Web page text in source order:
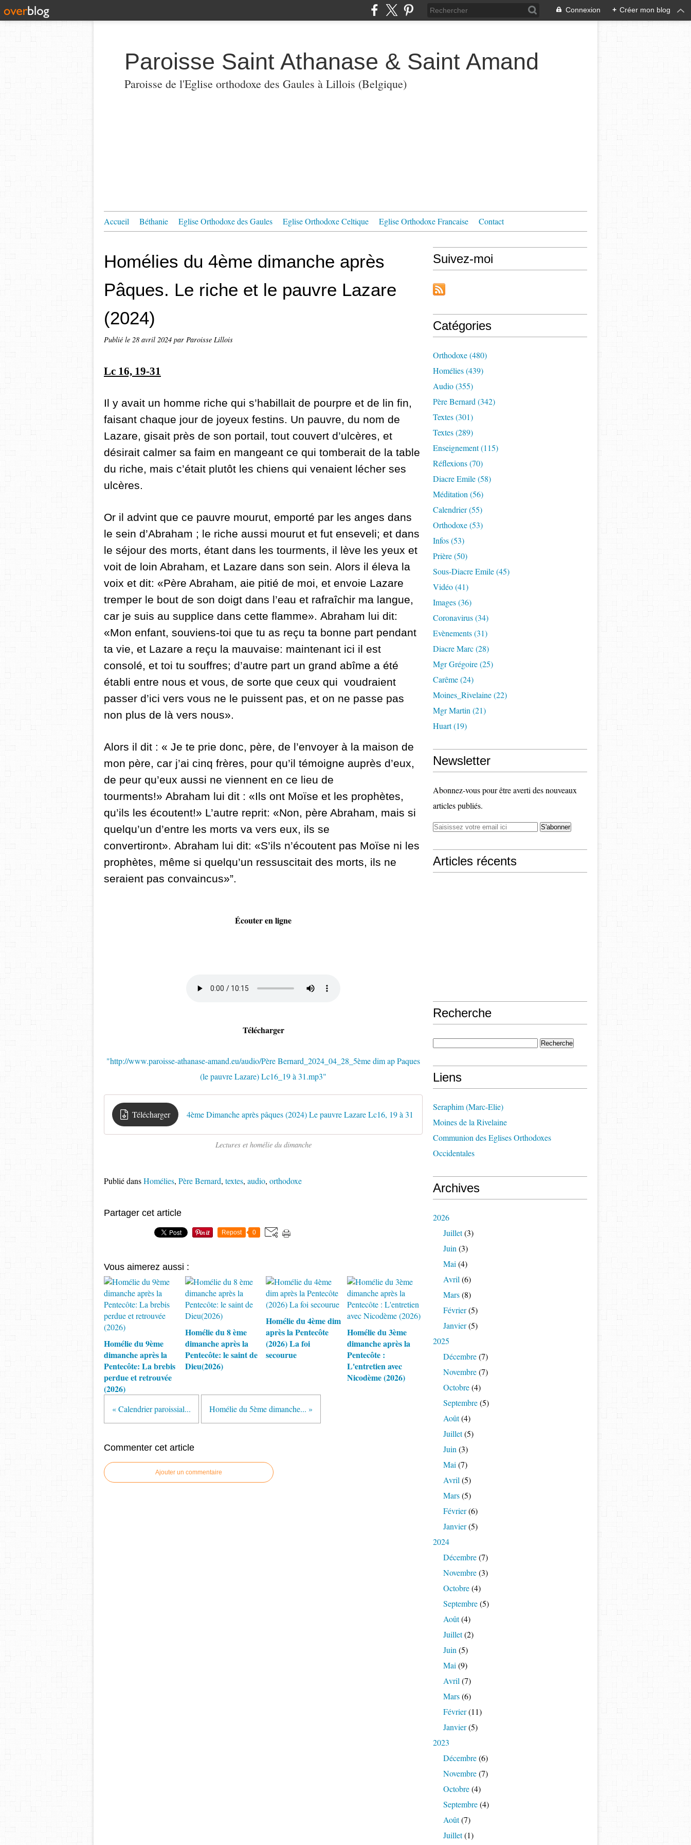
Connexion + Créer mon blog
Paroisse Saint Athanase & Saint Amand
Paroisse de l'Eglise orthodoxe des Gaules à Lillois (Belgique)
Accueil Béthanie Eglise Orthodoxe des Gaules Eglise Orthodoxe Celtique Eglise Orthodoxe Francaise Contact
Homélies du 4ème dimanche après
Pâques. Le riche et le pauvre Lazare
(2024)
Publié le 28 avril 2024 par Paroisse Lillois
Lc 16, 19-31
Il y avait un homme riche qui s’habillait de pourpre et de lin fin,
faisant chaque jour de joyeux festins. Un pauvre, du nom de
Lazare, gisait près de son portail, tout couvert d’ulcères, et
désirait calmer sa faim en mangeant ce qui tomberait de la table
du riche, mais c’était plutôt les chiens qui venaient lécher ses
ulcères.
Or il advint que ce pauvre mourut, emporté par les anges dans
le sein d’Abraham ; le riche aussi mourut et fut enseveli; et dans
le séjour des morts, étant dans les tourments, il lève les yeux et
voit de loin Abraham, et Lazare dans son sein. Alors il éleva la
voix et dit: «Père Abraham, aie pitié de moi, et envoie Lazare
tremper le bout de son doigt dans l’eau et rafraîchir ma langue,
car je suis au supplice dans cette flamme». Abraham lui dit:
«Mon enfant, souviens-toi que tu as reçu ta bonne part pendant
ta vie, et Lazare a reçu la mauvaise: maintenant ici il est
consolé, et toi tu souffres; d’autre part un grand abîme a été
établi entre nous et vous, de sorte que ceux qui voudraient
passer d’ici vers vous ne le puissent pas, et on ne passe pas
non plus de là vers nous».
Alors il dit : « Je te prie donc, père, de l’envoyer à la maison de
mon père, car j’ai cinq frères, pour qu’il témoigne auprès d’eux,
de peur qu’eux aussi ne viennent en ce lieu de
tourments!» Abraham lui dit : «Ils ont Moïse et les prophètes,
qu’ils les écoutent!» L’autre reprit: «Non, père Abraham, mais si
quelqu’un d’entre les morts va vers eux, ils se
convertiront». Abraham lui dit: «S’ils n’écoutent pas Moïse ni les
prophètes, même si quelqu’un ressuscitait des morts, ils ne
seraient pas convaincus»”.
Écouter en ligne
Télécharger
"http://www.paroisse-athanase-amand.eu/audio/Père Bernard_2024_04_28_5ème dim ap Paques
(le pauvre Lazare) Lc16_19 à 31.mp3"
Télécharger 4ème Dimanche après pâques (2024) Le pauvre Lazare Lc16, 19 à 31
Lectures et homélie du dimanche
Publié dansHomélies, Père Bernard, textes, audio, orthodoxe
Partager cet article
Repost 0
Vous aimerez aussi :
Homélie du 9ème
dimanche après la
Pentecôte: La brebis
perdue et retrouvée
(2026)
Homélie du 8 ème
dimanche après la
Pentecôte: le saint de
Dieu(2026)
Homélie du 4ème dim
après la Pentecôte
(2026) La foi
secourue
Homélie du 3ème
dimanche après la
Pentecôte :
L'entretien avec
Nicodème (2026)
« Calendrier paroissial... Homélie du 5ème dimanche... »
Commenter cet article
Ajouter un commentaire
Suivez-moi
Catégories
Orthodoxe (480)
Homélies (439)
Audio (355)
Père Bernard (342)
Textes (301)
Textes (289)
Enseignement (115)
Réflexions (70)
Diacre Emile (58)
Méditation (56)
Calendrier (55)
Orthodoxe (53)
Infos (53)
Prière (50)
Sous-Diacre Emile (45)
Vidéo (41)
Images (36)
Coronavirus (34)
Evènements (31)
Diacre Marc (28)
Mgr Grégoire (25)
Carême (24)
Moines_Rivelaine (22)
Mgr Martin (21)
Huart (19)
Newsletter
Abonnez-vous pour être averti des nouveaux
articles publiés.
Articles récents
Recherche
Liens
Seraphim (Marc-Elie)
Moines de la Rivelaine
Communion des Eglises Orthodoxes
Occidentales
Archives
2026
Juillet(3)
Juin (3)
Mai (4)
Avril (6)
Mars(8)
Février(5)
Janvier(5)
2025
Décembre(7)
Novembre(7)
Octobre(4)
Septembre(5)
Août(4)
Juillet(5)
Juin (3)
Mai (7)
Avril (5)
Mars(5)
Février(6)
Janvier(5)
2024
Décembre(7)
Novembre(3)
Octobre(4)
Septembre(5)
Août(4)
Juillet(2)
Juin (5)
Mai (9)
Avril (7)
Mars(6)
Février(11)
Janvier(5)
2023
Décembre(6)
Novembre(7)
Octobre(4)
Septembre(4)
Août(7)
Juillet(1)